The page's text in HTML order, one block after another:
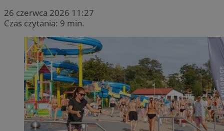
26 czerwca 2026 11:27
Czas czytania: 9 min.